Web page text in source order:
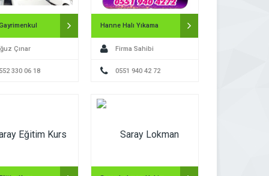
Çınar
330 06 18
Hanne Halı Yıkama
Firma Sahibi
0551 940 42 72